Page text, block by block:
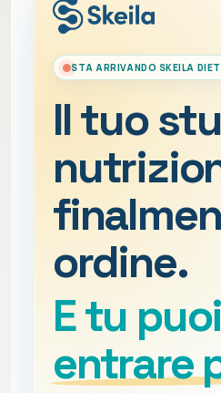
STA ARRIVANDO SKEILA DIET
Il tuo
ordine.
E tu puoi
entrare